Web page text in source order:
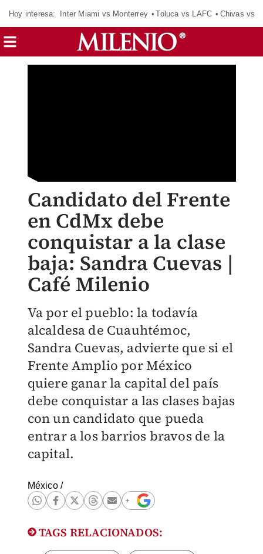
Hoy interesa: Inter Miami vs Monterrey Toluca vs LAFC Chivas vs
Candidato del Frente
en CdMx debe
conquistar a la clase
baja: Sandra Cuevas |
Café Milenio
Va por el pueblo: la todavía
alcaldesa de Cuauhtémoc,
Sandra Cuevas, advierte que si el
Frente Amplio por México
quiere ganar la capital del país
debe conquistar a las clases bajas
con un candidato que pueda
entrar a los barrios bravos de la
capital.
México/
TAGS RELACIONADOS: